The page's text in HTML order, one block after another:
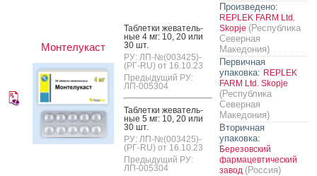
Монтелукаст
Таб­летки же­ватель­
ные 4 мг: 10, 20 или
30 шт.
РУ: ЛП-№(003425)-
(РГ-RU) от 16.10.23
Предыдущий РУ:
ЛП-005304
Таб­летки же­ватель­
ные 5 мг: 10, 20 или
30 шт.
РУ: ЛП-№(003425)-
(РГ-RU) от 16.10.23
Предыдущий РУ:
ЛП-005304
Произведено:
REPLEK FARM Ltd.
Skopje (Республика
Северная
Македония)
Первичная
упаковка: REPLEK
FARM Ltd. Skopje
(Республика
Северная
Македония)
Вторичная
упаковка:
Березовский
фармацевтический
завод (Россия)